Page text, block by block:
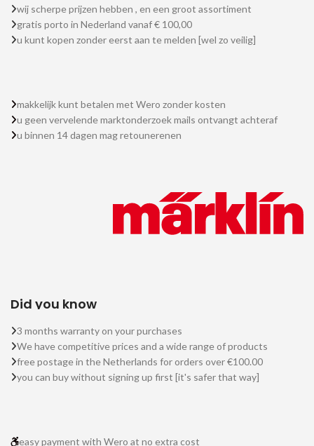
wij scherpe prijzen hebben , en een groot assortiment
gratis porto in Nederland vanaf € 100,00
u kunt kopen zonder eerst aan te melden [wel zo veilig]
makkelijk kunt betalen met Wero zonder kosten
u geen vervelende marktonderzoek mails ontvangt achteraf
u binnen 14 dagen mag retounerenen
Did you know
3 months warranty on your purchases
We have competitive prices and a wide range of products
free postage in the Netherlands for orders over €100.00
you can buy without signing up first [it's safer that way]
easy payment with Wero at no extra cost